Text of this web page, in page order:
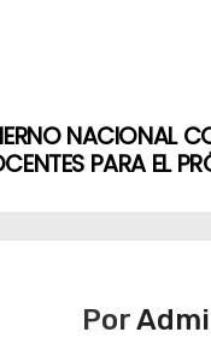
NACIONAL
PARA EL
Por